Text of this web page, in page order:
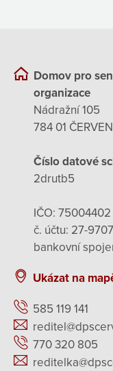
Domov pro
organizace
Nádražní 105
784 01
Číslo datové
2drutb5
IČO: 75004402
č. účtu: 27-
bankovní
Ukázat na
585 119 141
770 320 805